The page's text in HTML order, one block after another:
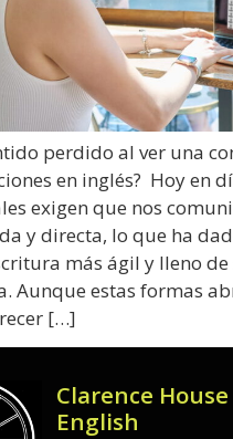
perdido al ver una
en inglés? Hoy en
exigen que nos
y directa, lo que ha
más ágil y lleno de
Aunque estas formas
[…]
Clarence
English